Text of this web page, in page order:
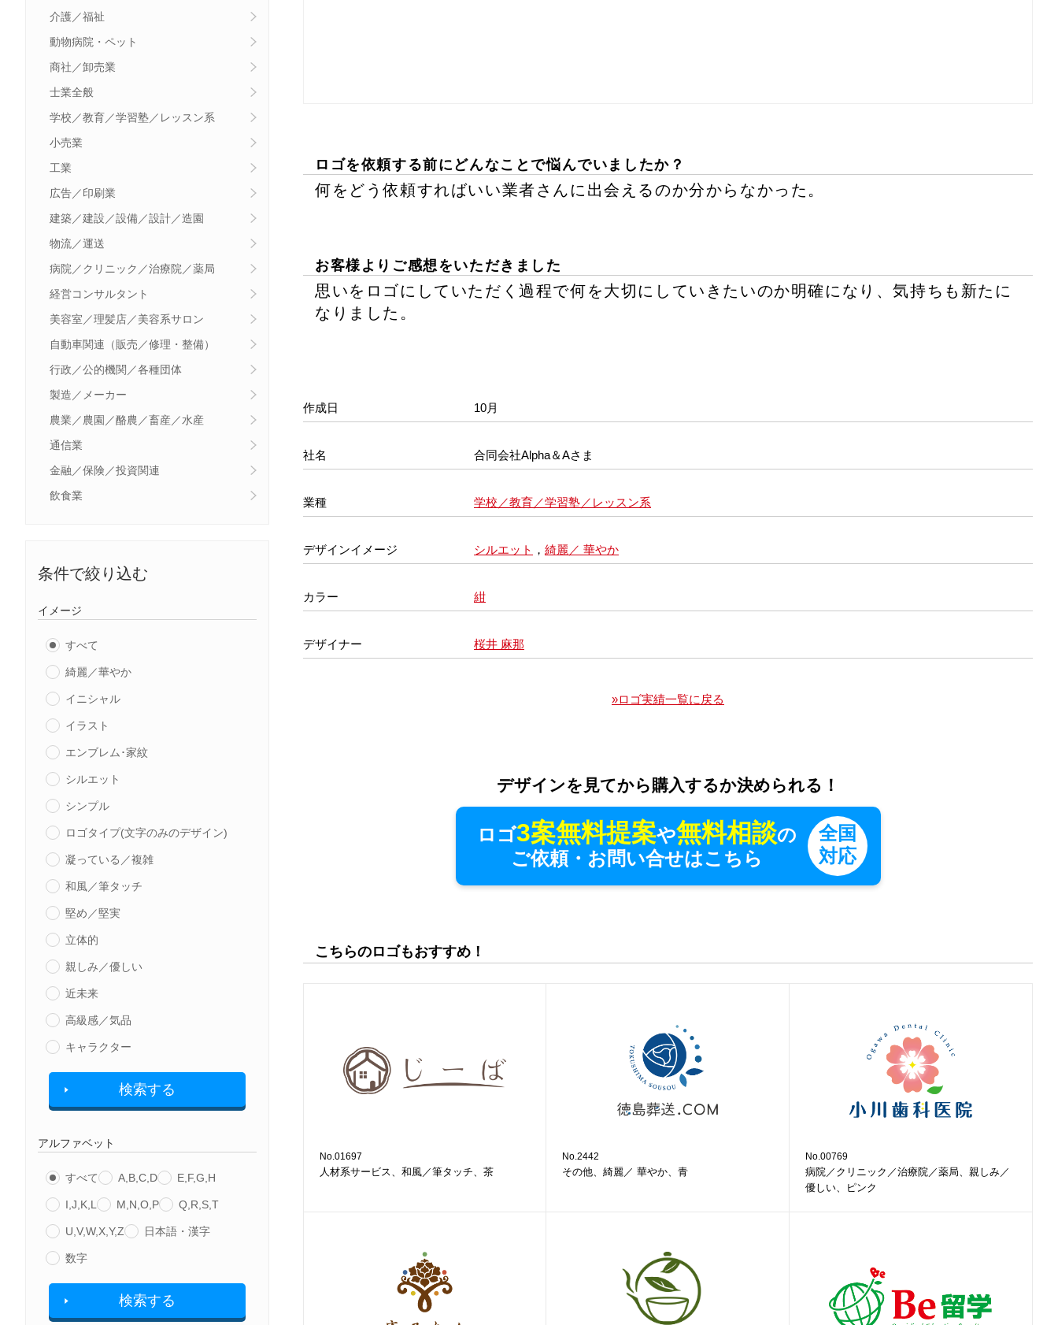
介護／福祉
動物病院・ペット
商社／卸売業
士業全般
学校／教育／学習塾／レッスン系
小売業
工業
広告／印刷業
建築／建設／設備／設計／造園
物流／運送
病院／クリニック／治療院／薬局
経営コンサルタント
美容室／理髪店／美容系サロン
自動車関連（販売／修理・整備）
行政／公的機関／各種団体
製造／メーカー
農業／農園／酪農／畜産／水産
通信業
金融／保険／投資関連
飲食業
条件で絞り込む
イメージ
すべて
綺麗／華やか
イニシャル
イラスト
エンブレム･家紋
シルエット
シンプル
ロゴタイプ(文字のみのデザイン)
凝っている／複雑
和風／筆タッチ
堅め／堅実
立体的
親しみ／優しい
近未来
高級感／気品
キャラクター
検索する
アルファベット
すべて A,B,C,D E,F,G,H
I,J,K,L M,N,O,P Q,R,S,T
U,V,W,X,Y,Z 日本語・漢字
数字
検索する
ロゴを依頼する前にどんなことで悩んでいましたか？
何をどう依頼すればいい業者さんに出会えるのか分からなかった。
お客様よりご感想をいただきました
思いをロゴにしていただく過程で何を大切にしていきたいのか明確になり、気持ちも新たに
なりました。
作成日 10月
社名 合同会社Alpha＆Aさま
業種 学校／教育／学習塾／レッスン系
デザインイメージ シルエット ， 綺麗／ 華やか
カラー 紺
デザイナー 桜井 麻那
»ロゴ実績一覧に戻る
デザインを見てから購入するか決められる！
ロゴ3案無料提案や無料相談の
ご依頼・お問い合せはこちら
全国
対応
こちらのロゴもおすすめ！
No.01697
人材系サービス、和風／筆タッチ、茶
No.2442
その他、綺麗／ 華やか、青
No.00769
病院／クリニック／治療院／薬局、親しみ／
優しい、ピンク